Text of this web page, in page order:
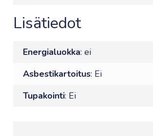
Lisätiedot
Energialuokka: ei
Asbestikartoitus: Ei
Tupakointi: Ei